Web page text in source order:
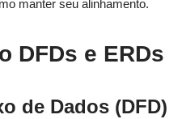
manter seu alinhamento.
DFDs e ERDs
de Dados (DFD)